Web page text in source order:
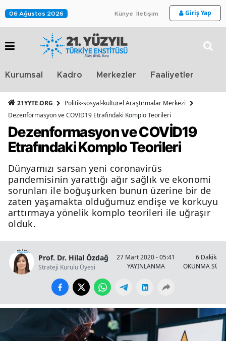
06 Ağustos 2026 Künye İletişim Giriş Yap
Kurumsal Kadro Merkezler Faaliyetler
21YYTE.ORG
Politik-sosyal-kültürel Araştırmalar Merkezi
Dezenformasyon ve COVİD19 Etrafındaki Komplo Teorileri
Dezenformasyon ve COVİD19
Etrafındaki Komplo Teorileri
Dünyamızı sarsan yeni coronavirüs
pandemisinin yarattığı ağır sağlık ve ekonomi
sorunları ile boğuşurken bunun üzerine bir de
zaten yaşamakta olduğumuz endişe ve korkuyu
arttırmaya yönelik komplo teorileri ile uğraşır
olduk.
Prof. Dr. Hilal Özdağ
Strateji Kurulu Üyesi
27 Mart 2020 - 05:41
YAYINLANMA
6 Dakika
OKUNMA